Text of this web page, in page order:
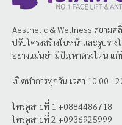
Aesthetic & Wellness สยามค
ปรับโครงสร้างใบหน้าและรูปร่าง
อย่างแม่นยำ มีปัญหาตรงไหน แ
เปิดทำการทุกวัน เวลา 10.00 -
โทรคู่สายที่ 1 +0884486718
โทรคู่สายที่ 2 +0936925999